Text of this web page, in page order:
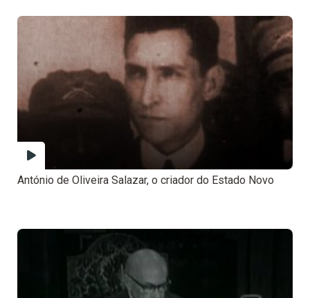
António de Oliveira Salazar, o criador do Estado Novo